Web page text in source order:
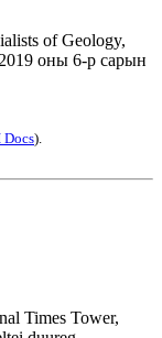
of Geology,
оны 6-р сарын
Docs).
Times Tower,